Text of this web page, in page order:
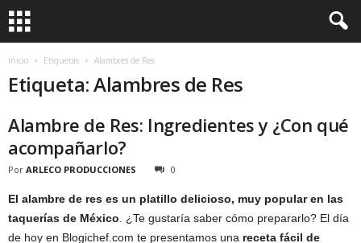
Inicio Etiquetas Alambres de Res
Etiqueta: Alambres de Res
Alambre de Res: Ingredientes y ¿Con qué
acompañarlo?
Por ARLECO PRODUCCIONES 0
El alambre de res es un platillo delicioso, muy popular en las
taquerías de México . ¿Te gustaría saber cómo prepararlo? El día
de hoy en Blogichef.com te presentamos una receta fácil de